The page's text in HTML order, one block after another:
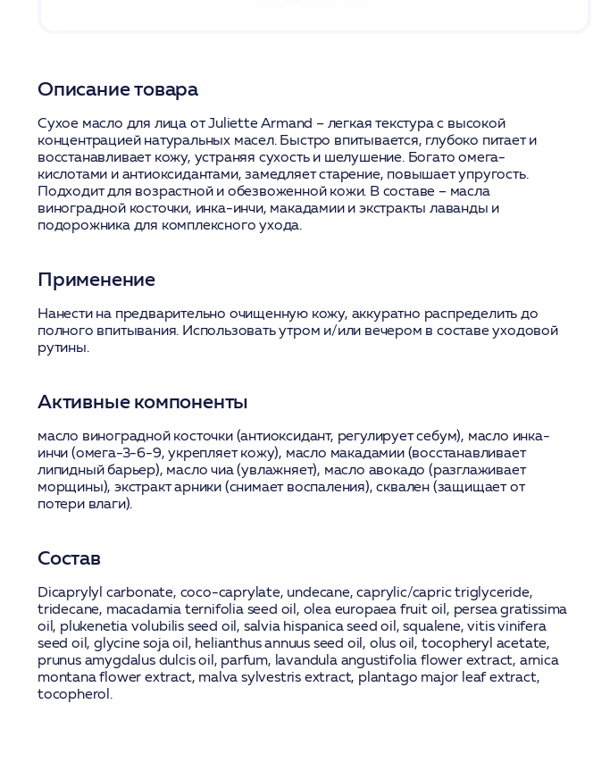
Описание товара
Сухое масло для лица от Juliette Armand – легкая текстура с высокой
концентрацией натуральных масел. Быстро впитывается, глубоко питает и
восстанавливает кожу, устраняя сухость и шелушение. Богато омега-
кислотами и антиоксидантами, замедляет старение, повышает упругость.
Подходит для возрастной и обезвоженной кожи. В составе – масла
виноградной косточки, инка-инчи, макадамии и экстракты лаванды и
подорожника для комплексного ухода.
Применение
Нанести на предварительно очищенную кожу, аккуратно распределить до
полного впитывания. Использовать утром и/или вечером в составе уходовой
рутины.
Активные компоненты
масло виноградной косточки (антиоксидант, регулирует себум), масло инка-
инчи (омега-3-6-9, укрепляет кожу), масло макадамии (восстанавливает
липидный барьер), масло чиа (увлажняет), масло авокадо (разглаживает
морщины), экстракт арники (снимает воспаления), сквален (защищает от
потери влаги).
Состав
Dicaprylyl carbonate, coco-caprylate, undecane, caprylic/capric triglyceride,
tridecane, macadamia ternifolia seed oil, olea europaea fruit oil, persea gratissima
oil, plukenetia volubilis seed oil, salvia hispanica seed oil, squalene, vitis vinifera
seed oil, glycine soja oil, helianthus annuus seed oil, olus oil, tocopheryl acetate,
prunus amygdalus dulcis oil, parfum, lavandula angustifolia flower extract, arnica
montana flower extract, malva sylvestris extract, plantago major leaf extract,
tocopherol.